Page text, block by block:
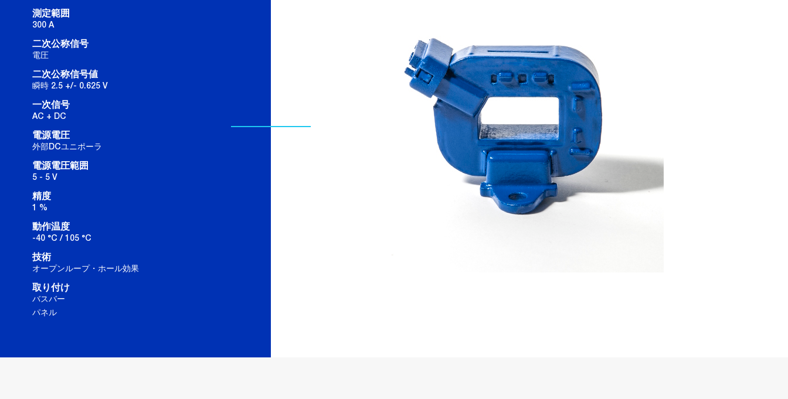
測定範囲
300 A
二次公称信号
電圧
二次公称信号値
瞬時 2.5 +/- 0.625 V
一次信号
AC + DC
電源電圧
外部DCユニポーラ
電源電圧範囲
5 - 5 V
精度
1 %
動作温度
-40 °C / 105 °C
技術
オープンループ・ホール効果
取り付け
バスバー
パネル